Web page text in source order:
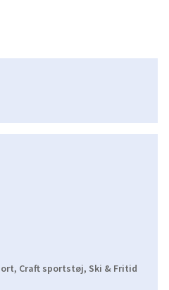
Craft sportstøj, Ski & Fritid